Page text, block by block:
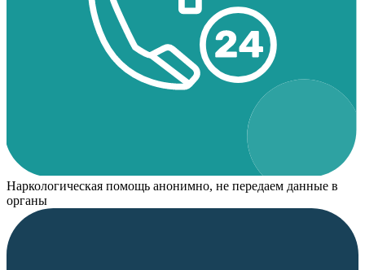
Наркологическая помощь анонимно, не передаем данные в
органы